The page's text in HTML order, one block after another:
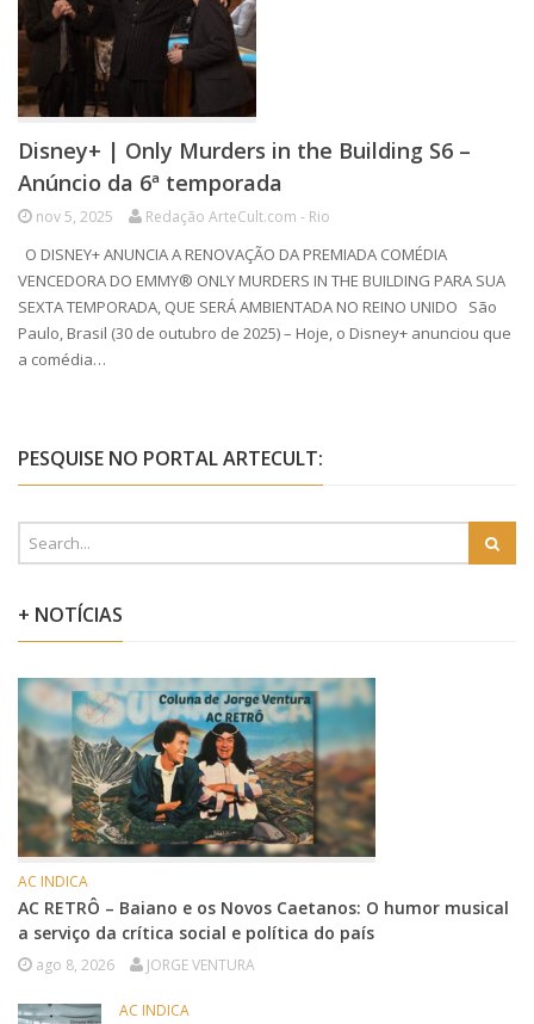
Disney+ | Only Murders in the Building S6 –
Anúncio da 6ª temporada
nov 5, 2025 Redação ArteCult.com - Rio
O DISNEY+ ANUNCIA A RENOVAÇÃO DA PREMIADA COMÉDIA
VENCEDORA DO EMMY® ONLY MURDERS IN THE BUILDING PARA SUA
SEXTA TEMPORADA, QUE SERÁ AMBIENTADA NO REINO UNIDO São
Paulo, Brasil (30 de outubro de 2025) – Hoje, o Disney+ anunciou que
a comédia…
PESQUISE NO PORTAL ARTECULT:
+ NOTÍCIAS
AC INDICA
AC RETRÔ – Baiano e os Novos Caetanos: O humor musical
a serviço da crítica social e política do país
ago 8, 2026 JORGE VENTURA
AC INDICA